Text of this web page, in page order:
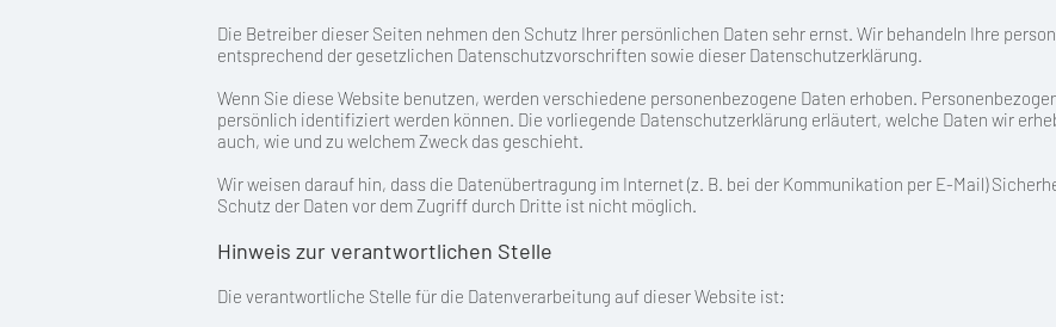
Die Betreiber dieser Seiten nehmen den Schutz Ihrer persönlichen Daten sehr ernst. Wir behandeln Ihre
entsprechend der gesetzlichen Datenschutzvorschriften sowie dieser Datenschutzerklärung.
Wenn Sie diese Website benutzen, werden verschiedene personenbezogene Daten erhoben.
persönlich identifiziert werden können. Die vorliegende Datenschutzerklärung erläutert, welche Daten wir
auch, wie und zu welchem Zweck das geschieht.
Wir weisen darauf hin, dass die Datenübertragung im Internet (z. B. bei der Kommunikation per E-Mail)
Schutz der Daten vor dem Zugriff durch Dritte ist nicht möglich.
Hinweis zur verantwortlichen Stelle
Die verantwortliche Stelle für die Datenverarbeitung auf dieser Website ist: